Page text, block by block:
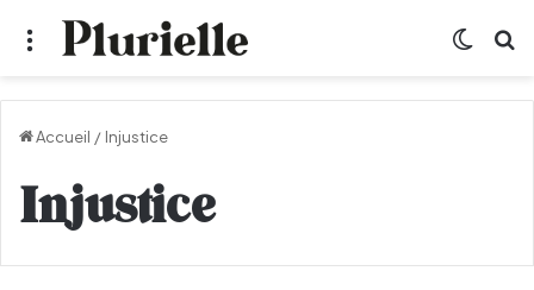
Menu
Accueil / Injustice
Injustice